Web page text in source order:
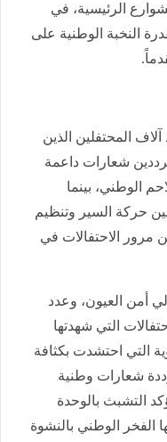
الرئيسية، في
النخبة الوطنية على
المحتفلين الذين
شعارات داعمة
الوطني، بينما
حركة السير وتنظيم
مرور الاحتفالات في
أمن العيون، وعدد
التي شهدتها
التي احتشدت بكثافة
شعارات وطنية
التشبث بالوحدة
الفخر الوطني بالنشوة